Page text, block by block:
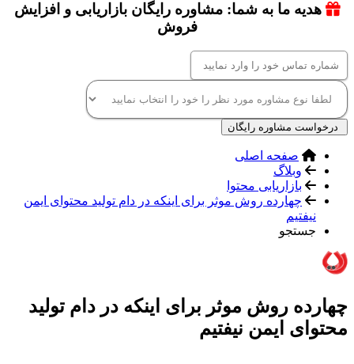
هدیه ما به شما: مشاوره رایگان بازاریابی و افزایش
فروش
درخواست مشاوره رایگان
صفحه اصلی
وبلاگ
بازاریابی محتوا
چهارده روش موثر برای اینکه در دام تولید محتوای ایمن
نیفتیم
جستجو
چهارده روش موثر برای اینکه در دام تولید
محتوای ایمن نیفتیم